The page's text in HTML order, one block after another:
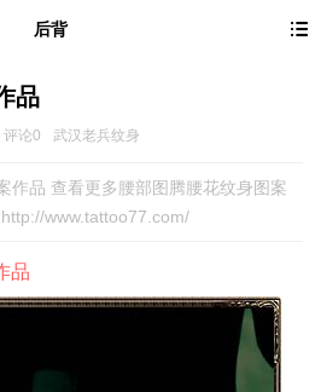
后背
品
评论0 武汉老兵纹身
作品 查看更多腰部图腾腰花纹身图案
www.tattoo77.com/
品